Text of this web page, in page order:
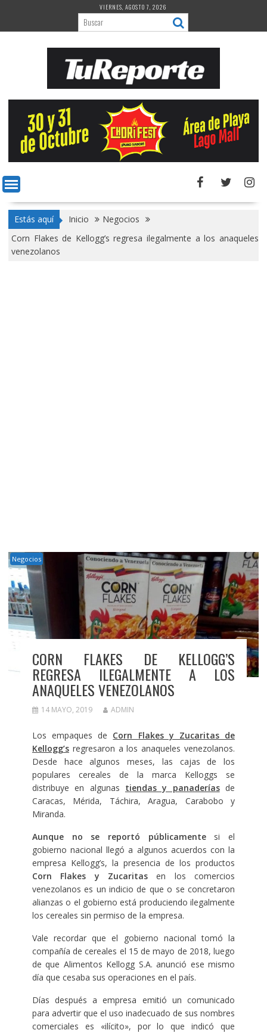
contenido
VIERNES, AGOSTO 7, 2026
Estás aquí Inicio
Negocios
Corn Flakes de Kellogg’s regresa ilegalmente a los anaqueles
venezolanos
Negocios
CORN FLAKES DE KELLOGG’S
REGRESA ILEGALMENTE A LOS
ANAQUELES VENEZOLANOS
14 MAYO, 2019 ADMIN
Los empaques de Corn Flakes y Zucaritas de
Kellogg’sregresaron a los anaqueles venezolanos.
Desde hace algunos meses, las cajas de los
populares cereales de la marca Kelloggs se
distribuye en algunas tiendas y panaderíasde
Caracas, Mérida, Táchira, Aragua, Carabobo y
Miranda.
Aunque no se reportó públicamentesi el
gobierno nacional llegó a algunos acuerdos con la
empresa Kellogg’s, la presencia de los productos
Corn Flakes y Zucaritas en los comercios
venezolanos es un indicio de que o se concretaron
alianzas o el gobierno está produciendo ilegalmente
los cereales sin permiso de la empresa.
Vale recordar que el gobierno nacional tomó la
compañía de cereales el 15 de mayo de 2018, luego
de que Alimentos Kellogg S.A. anunció ese mismo
día que cesaba sus operaciones en el país.
Días después a empresa emitió un comunicado
para advertir que el uso inadecuado de sus nombres
comerciales es «ilícito», por lo que indicó que